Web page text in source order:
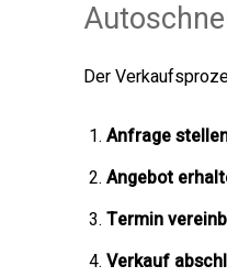
Der
Anfrage
Angebot
Termin
Verkauf